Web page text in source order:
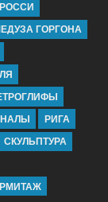
ГОРГОНА
РИГА
СКУЛЬПТУРА